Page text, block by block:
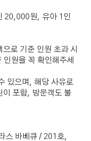
20,000원, 유아 1인
로 기준 인원 초과 시
원을 꼭 확인해주세
있으며, 해당 사유로
포함, 방문객도 불
스 바베큐 / 201호,